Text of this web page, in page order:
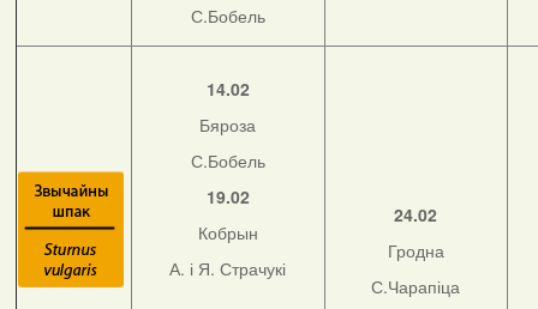
С.Бобель
14.02
Бяроза
С.Бобель
19.02
Кобрын
А. і Я. Страчукі
24.02
Гродна
С.Чарапіца